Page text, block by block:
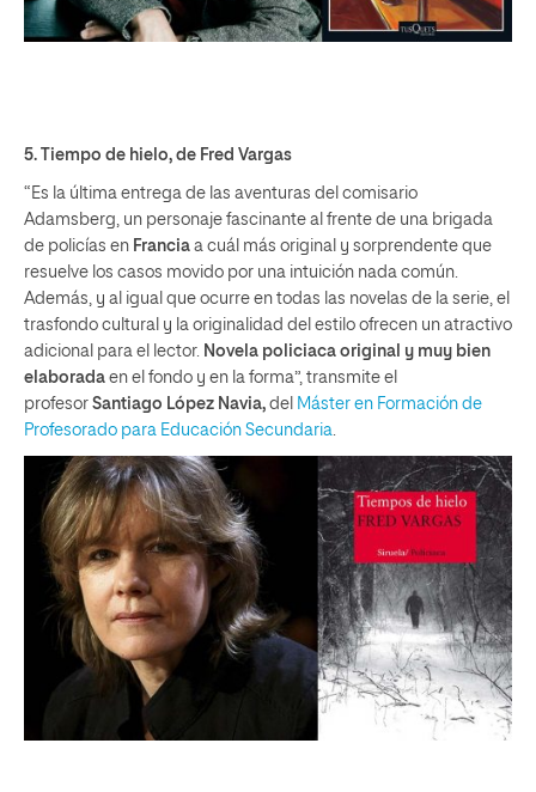
5. Tiempo de hielo, de Fred Vargas
“Es la última entrega de las aventuras del comisario
Adamsberg, un personaje fascinante al frente de una brigada
de policías en Francia a cuál más original y sorprendente que
resuelve los casos movido por una intuición nada común.
Además, y al igual que ocurre en todas las novelas de la serie, el
trasfondo cultural y la originalidad del estilo ofrecen un atractivo
adicional para el lector. Novela policiaca original y muy bien
elaborada en el fondo y en la forma”, transmite el
profesor Santiago López Navia, del Máster en Formación de
Profesorado para Educación Secundaria.